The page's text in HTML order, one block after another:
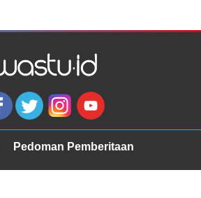
Pedoman Pemberitaan